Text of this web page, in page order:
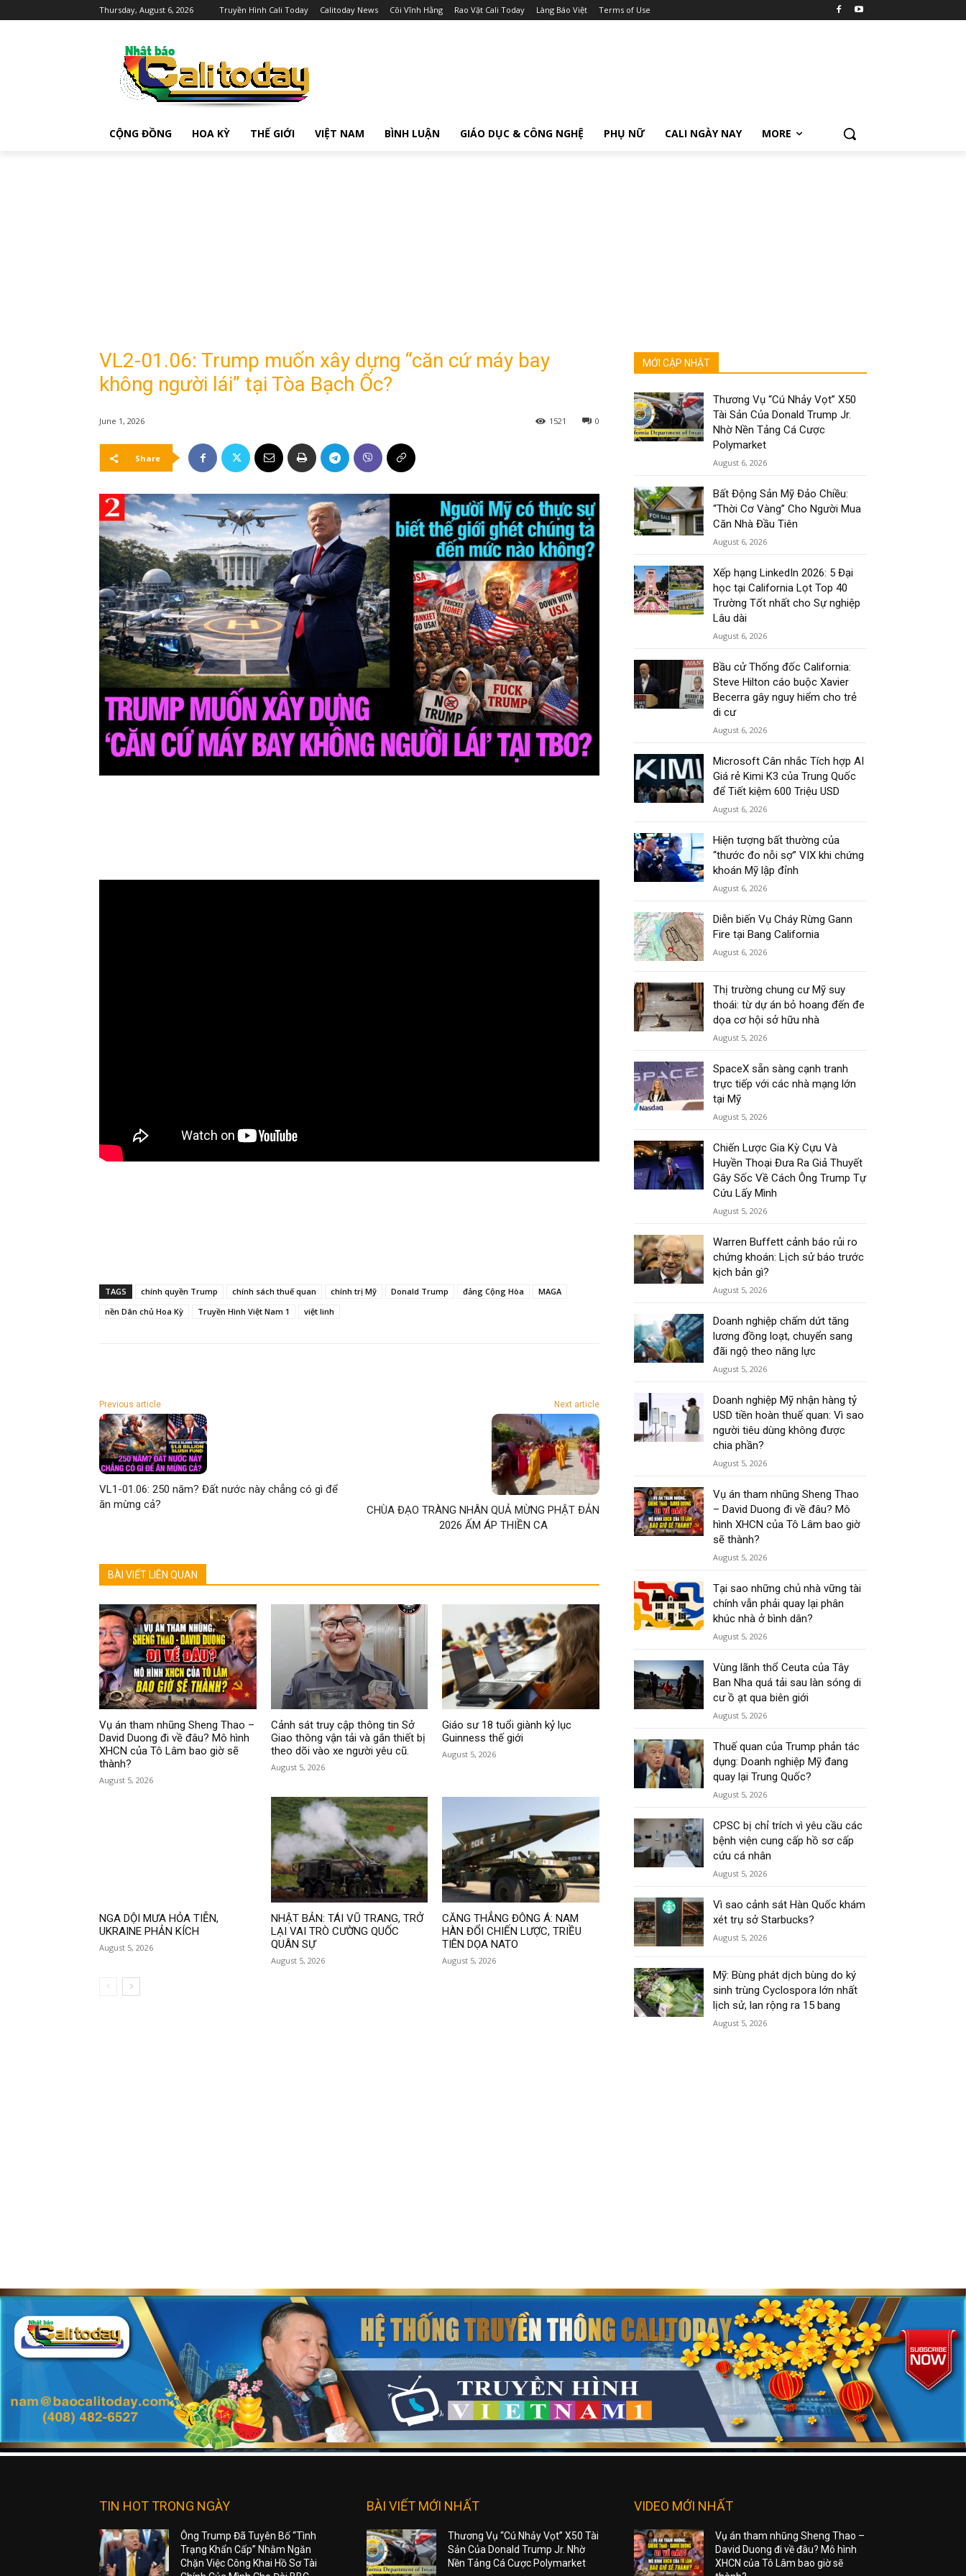
Thursday, August 6, 2026 Truyền Hình Cali Today Calitoday News Cõi Vĩnh Hằng Rao Vặt Cali Today Làng Báo Việt Terms of Use
CỘNG ĐỒNG HOA KỲ THẾ GIỚI VIỆT NAM BÌNH LUẬN GIÁO DỤC & CÔNG NGHỆ PHỤ NỮ CALI NGÀY NAY MORE
VL2-01.06: Trump muốn xây dựng “căn cứ máy bay
không người lái” tại Tòa Bạch Ốc?
June 1, 2026 0
1521
Share
TAGS chính quyền Trump chính sách thuế quan chính trị Mỹ Donald Trump đảng Cộng Hòa
MAGA
nền Dân chủ Hoa Kỳ
Truyền Hình Việt Nam 1 việt linh
Previous article
VL1-01.06: 250 năm? Đất nước này chẳng có gì để
ăn mừng cả?
Next article
CHÙA ĐẠO TRÀNG NHÂN QUẢ MỪNG PHẬT ĐẢN
2026 ẤM ÁP THIỀN CA
BÀI VIẾT LIÊN QUAN
Vụ án tham nhũng Sheng Thao –
David Duong đi về đâu? Mô hình
XHCN của Tô Lâm bao giờ sẽ
thành?
August 5, 2026
Cảnh sát truy cập thông tin Sở
Giao thông vận tải và gắn thiết bị
theo dõi vào xe người yêu cũ.
August 5, 2026
Giáo sư 18 tuổi giành kỷ lục
Guinness thế giới
August 5, 2026
NGA DỘI MƯA HỎA TIỄN,
UKRAINE PHẢN KÍCH
August 5, 2026
NHẬT BẢN: TÁI VŨ TRANG, TRỞ
LẠI VAI TRÒ CƯỜNG QUỐC
QUÂN SỰ
August 5, 2026
CĂNG THẲNG ĐÔNG Á: NAM
HÀN ĐỔI CHIẾN LƯỢC, TRIỀU
TIÊN DỌA NATO
August 5, 2026
MỚI CẬP NHẬT
Thương Vụ “Cú Nhảy Vọt” X50
Tài Sản Của Donald Trump Jr.
Nhờ Nền Tảng Cá Cược
Polymarket
August 6, 2026
Bất Động Sản Mỹ Đảo Chiều:
“Thời Cơ Vàng” Cho Người Mua
Căn Nhà Đầu Tiên
August 6, 2026
Xếp hạng LinkedIn 2026: 5 Đại
học tại California Lọt Top 40
Trường Tốt nhất cho Sự nghiệp
Lâu dài
August 6, 2026
Bầu cử Thống đốc California:
Steve Hilton cáo buộc Xavier
Becerra gây nguy hiểm cho trẻ
di cư
August 6, 2026
Microsoft Cân nhắc Tích hợp AI
Giá rẻ Kimi K3 của Trung Quốc
để Tiết kiệm 600 Triệu USD
August 6, 2026
Hiện tượng bất thường của
“thước đo nỗi sợ” VIX khi chứng
khoán Mỹ lập đỉnh
August 6, 2026
Diễn biến Vụ Cháy Rừng Gann
Fire tại Bang California
August 6, 2026
Thị trường chung cư Mỹ suy
thoái: từ dự án bỏ hoang đến đe
dọa cơ hội sở hữu nhà
August 5, 2026
SpaceX sẵn sàng cạnh tranh
trực tiếp với các nhà mạng lớn
tại Mỹ
August 5, 2026
Chiến Lược Gia Kỳ Cựu Và
Huyền Thoại Đưa Ra Giả Thuyết
Gây Sốc Về Cách Ông Trump Tự
Cứu Lấy Mình
August 5, 2026
Warren Buffett cảnh báo rủi ro
chứng khoán: Lịch sử báo trước
kịch bản gì?
August 5, 2026
Doanh nghiệp chấm dứt tăng
lương đồng loạt, chuyển sang
đãi ngộ theo năng lực
August 5, 2026
Doanh nghiệp Mỹ nhận hàng tỷ
USD tiền hoàn thuế quan: Vì sao
người tiêu dùng không được
chia phần?
August 5, 2026
Vụ án tham nhũng Sheng Thao
– David Duong đi về đâu? Mô
hình XHCN của Tô Lâm bao giờ
sẽ thành?
August 5, 2026
Tại sao những chủ nhà vững tài
chính vẫn phải quay lại phân
khúc nhà ở bình dân?
August 5, 2026
Vùng lãnh thổ Ceuta của Tây
Ban Nha quá tải sau làn sóng di
cư ồ ạt qua biên giới
August 5, 2026
Thuế quan của Trump phản tác
dụng: Doanh nghiệp Mỹ đang
quay lại Trung Quốc?
August 5, 2026
CPSC bị chỉ trích vì yêu cầu các
bệnh viện cung cấp hồ sơ cấp
cứu cá nhân
August 5, 2026
Vì sao cảnh sát Hàn Quốc khám
xét trụ sở Starbucks?
August 5, 2026
Mỹ: Bùng phát dịch bùng do ký
sinh trùng Cyclospora lớn nhất
lịch sử, lan rộng ra 15 bang
August 5, 2026
TIN HOT TRONG NGÀY
Ông Trump Đã Tuyên Bố “Tình
Trạng Khẩn Cấp” Nhằm Ngăn
Chặn Việc Công Khai Hồ Sơ Tài
BÀI VIẾT MỚI NHẤT
Thương Vụ “Cú Nhảy Vọt” X50 Tài
Sản Của Donald Trump Jr. Nhờ
Nền Tảng Cá Cược Polymarket
VIDEO MỚI NHẤT
Vụ án tham nhũng Sheng Thao –
David Duong đi về đâu? Mô hình
XHCN của Tô Lâm bao giờ sẽ